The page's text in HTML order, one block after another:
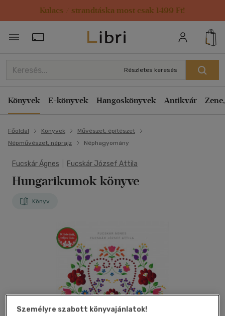
Kulacs / strandtáska most csak 1499 Ft!
Törzsvásárlói Kártya adatai
Részletes keresés
Könyvek E-könyvek Hangoskönyvek Antikvár
Főoldal Könyvek
Művészet, építészet
Népművészet, néprajz
Néphagyomány
Fucskár Ágnes Fucskár József Attila
Hungarikumok könyve
Könyv
Személyre szabott könyvajánlatok!